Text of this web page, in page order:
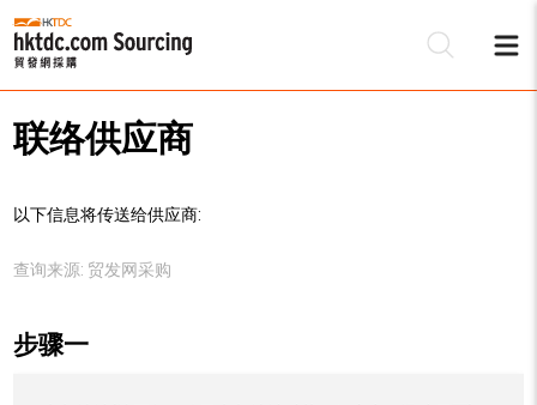
联络供应商
以下信息将传送给供应商:
查询来源: 贸发网采购
步骤一